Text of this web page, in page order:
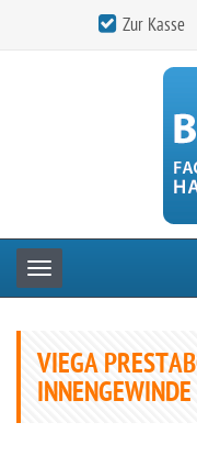
Zur Kasse
Toggle navigation
VIEGA